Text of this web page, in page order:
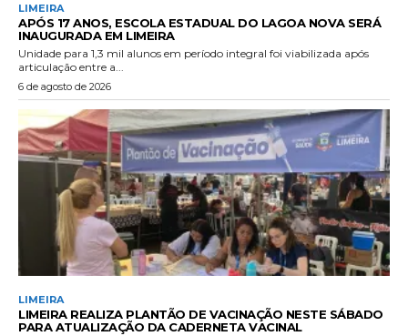
LIMEIRA
APÓS 17 ANOS, ESCOLA ESTADUAL DO LAGOA NOVA SERÁ
INAUGURADA EM LIMEIRA
Unidade para 1,3 mil alunos em período integral foi viabilizada após
articulação entre a...
6 de agosto de 2026
LIMEIRA
LIMEIRA REALIZA PLANTÃO DE VACINAÇÃO NESTE SÁBADO
PARA ATUALIZAÇÃO DA CADERNETA VACINAL